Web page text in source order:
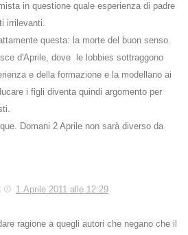
in questione quale esperienza di padre
irrilevanti.
questa: la morte del buon senso.
d'Aprile, dove le lobbies sottraggono
e della formazione e la modellano ai
i figli diventa quindi argomento per
Domani 2 Aprile non sarà diverso da
1 Aprile 2011 alle 12:29
ragione a quegli autori che negano che il